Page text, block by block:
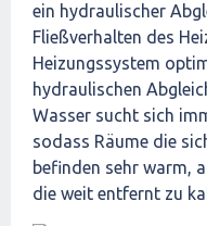
ein hydraulischer
Fließverhalten des
Heizungssystem
hydraulischen
Wasser sucht sich
sodass Räume die
befinden sehr warm,
die weit entfernt zu